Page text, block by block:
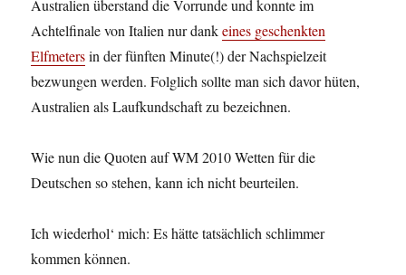
Australien überstand die Vorrunde und konnte im
Achtelfinale von Italien nur dankeines geschenkten
Elfmetersin der fünften Minute(!) der Nachspielzeit
bezwungen werden. Folglich sollte man sich davor hüten,
Australien als Laufkundschaft zu bezeichnen.
Wie nun die Quoten auf WM 2010 Wetten für die
Deutschen so stehen, kann ich nicht beurteilen.
Ich wiederhol‘ mich: Es hätte tatsächlich schlimmer
kommen können.